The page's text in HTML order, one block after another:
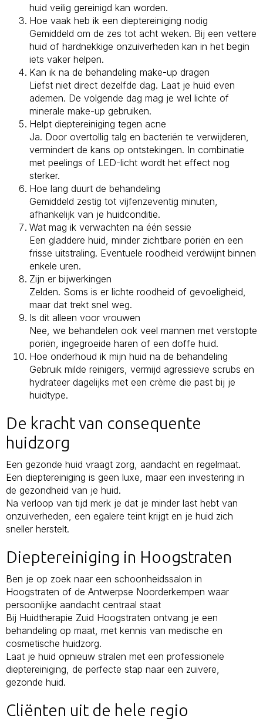
huid veilig gereinigd kan worden.
Hoe vaak heb ik een dieptereiniging nodig
Gemiddeld om de zes tot acht weken. Bij een vettere
huid of hardnekkige onzuiverheden kan in het begin
iets vaker helpen.
Kan ik na de behandeling make-up dragen
Liefst niet direct dezelfde dag. Laat je huid even
ademen. De volgende dag mag je wel lichte of
minerale make-up gebruiken.
Helpt dieptereiniging tegen acne
Ja. Door overtollig talg en bacteriën te verwijderen,
vermindert de kans op ontstekingen. In combinatie
met peelings of LED-licht wordt het effect nog
sterker.
Hoe lang duurt de behandeling
Gemiddeld zestig tot vijfenzeventig minuten,
afhankelijk van je huidconditie.
Wat mag ik verwachten na één sessie
Een gladdere huid, minder zichtbare poriën en een
frisse uitstraling. Eventuele roodheid verdwijnt binnen
enkele uren.
Zijn er bijwerkingen
Zelden. Soms is er lichte roodheid of gevoeligheid,
maar dat trekt snel weg.
Is dit alleen voor vrouwen
Nee, we behandelen ook veel mannen met verstopte
poriën, ingegroeide haren of een doffe huid.
Hoe onderhoud ik mijn huid na de behandeling
Gebruik milde reinigers, vermijd agressieve scrubs en
hydrateer dagelijks met een crème die past bij je
huidtype.
De kracht van consequente
huidzorg
Een gezonde huid vraagt zorg, aandacht en regelmaat.
Een dieptereiniging is geen luxe, maar een investering in
de gezondheid van je huid.
Na verloop van tijd merk je dat je minder last hebt van
onzuiverheden, een egalere teint krijgt en je huid zich
sneller herstelt.
Dieptereiniging in Hoogstraten
Ben je op zoek naar een schoonheidssalon in
Hoogstraten of de Antwerpse Noorderkempen waar
persoonlijke aandacht centraal staat
Bij Huidtherapie Zuid Hoogstraten ontvang je een
behandeling op maat, met kennis van medische en
cosmetische huidzorg.
Laat je huid opnieuw stralen met een professionele
dieptereiniging, de perfecte stap naar een zuivere,
gezonde huid.
Cliënten uit de hele regio